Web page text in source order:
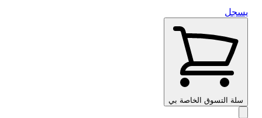
يسجل
سلة التسوق الخاصة بي